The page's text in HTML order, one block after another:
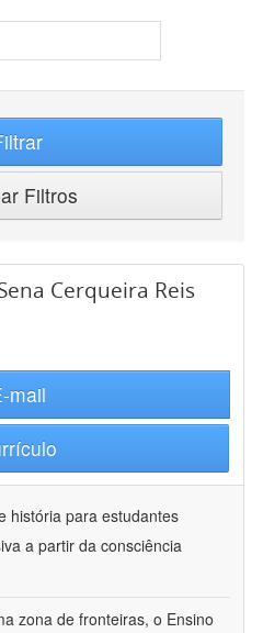
Filtros
Cerqueira Reis
mail
história para estudantes
a partir da consciência
zona de fronteiras, o Ensino